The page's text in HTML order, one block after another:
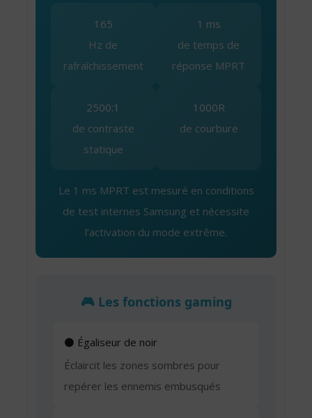
165
Hz de
rafraîchissement
1 ms
de temps de
réponse MPRT
2500:1
de contraste
statique
1000R
de courbure
Le 1 ms MPRT est mesuré en conditions
de test internes Samsung et nécessite
l’activation du mode extrême.
🎮 Les fonctions gaming
⚫ Égaliseur de noir
Éclaircit les zones sombres pour
repérer les ennemis embusqués